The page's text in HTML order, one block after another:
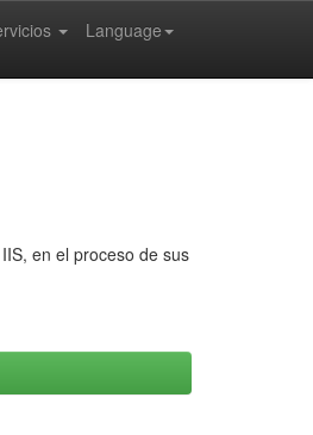
Language
en el proceso de sus